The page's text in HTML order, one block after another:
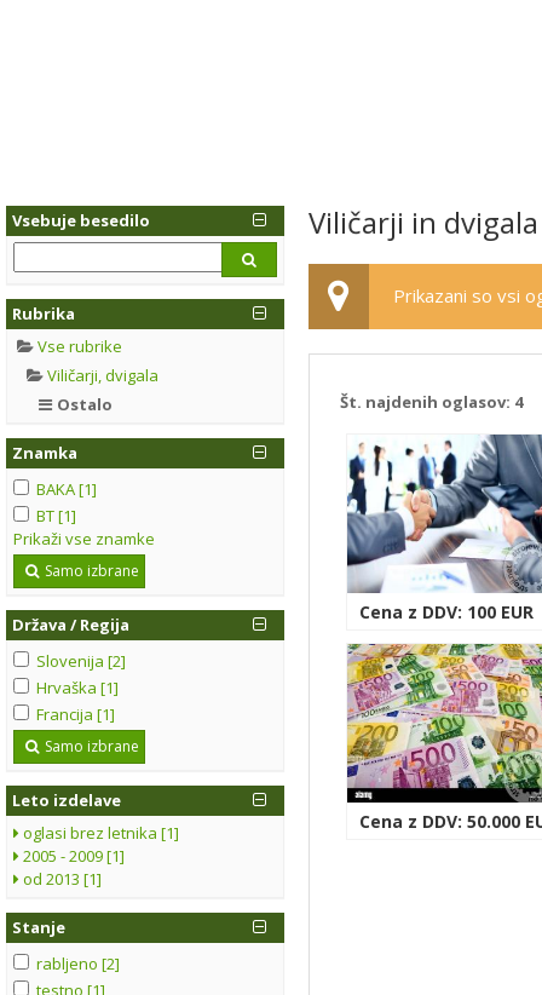
Vsebuje besedilo
Rubrika
Vse rubrike
Viličarji, dvigala
Ostalo
Znamka
BAKA [1]
BT [1]
Prikaži vse znamke
Samo izbrane
Država / Regija
Slovenija [2]
Hrvaška [1]
Francija [1]
Samo izbrane
Leto izdelave
oglasi brez letnika [1]
2005 - 2009 [1]
od 2013 [1]
Stanje
rabljeno [2]
testno [1]
Viličarji in
Prikazani so vsi
Št. najdenih oglasov: 4
Cena z DDV: 100 EUR
Cena z DDV: 50.000